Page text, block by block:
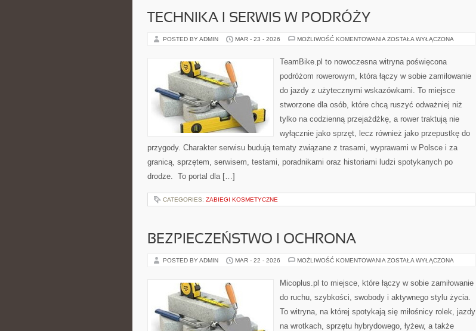
TECHNIKA I SERWIS W PODRÓŻY
POSTED BY ADMIN MAR - 23 - 2026 MOŻLIWOŚĆ KOMENTOWANIA TECHNIKA
W
PODRÓŻY
ZOSTAŁA WYŁĄCZONA
TeamBike.pl to nowoczesna witryna poświęcona
podróżom rowerowym, która łączy w sobie zamiłowanie
do jazdy z użytecznymi wskazówkami. To miejsce
stworzone dla osób, które chcą ruszyć odważniej niż
tylko na codzienną przejażdżkę, a rower traktują nie
wyłącznie jako sprzęt, lecz również jako przepustkę do
przygody. Charakter serwisu budują tematy związane z trasami, wyprawami w Polsce i za
granicą, sprzętem, serwisem, testami, poradnikami oraz historiami ludzi spotykanych po
drodze. To portal dla […]
CATEGORIES: ZABIEGI KOSMETYCZNE
BEZPIECZEŃSTWO I OCHRONA
POSTED BY ADMIN MAR - 22 - 2026 MOŻLIWOŚĆ KOMENTOWANIA BEZPIECZEŃSTWO
ZOSTAŁA WYŁĄCZONA
Micoplus.pl to miejsce, które łączy w sobie zamiłowanie
do ruchu, szybkości, swobody i aktywnego stylu życia.
To witryna, na której spotykają się miłośnicy rolek, jazdy
na wrotkach, sprzętu hybrydowego, łyżew, a także